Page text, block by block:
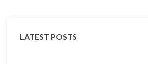
LATEST POSTS